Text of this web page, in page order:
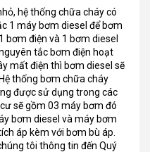
hệ thống chữa cháy có
1 máy bơm diesel để bơm
bơm điện và 1 bơm diesel
tắc bơm điện hoạt
mất điện thì bơm diesel sẽ
thống bơm chữa cháy
được sử dụng trong các
sẽ gồm 03 máy bơm đó
bơm diesel và máy bơm
áp kèm với bơm bù áp.
tôi thông tin đến Quý